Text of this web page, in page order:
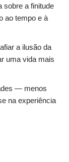
sobre a finitude
ao tempo e à
a ilusão da
uma vida mais
— menos
na experiência